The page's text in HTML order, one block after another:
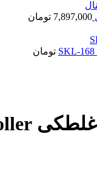
7,897,000 تومان
تومان